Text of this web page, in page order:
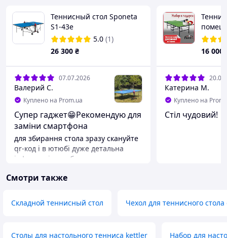
Теннисный стол Sponeta
S1-43e
5.0 (1)
26 300 ₴
07.07.2026
Валерий С.
Куплено на Prom.ua
Супер гаджет😁Рекомендую для
заміни смартфона
для збирання стола зразу скануйте
qr-код і в ютюбі дуже детальна
інформація до зборки. не
використовуйте старі відео, бо
змінюється.
перевозиться в потрібні місця.
Home
цвета
16 000
Катерина М.
Куплено на
Стіл чудовий!
Смотри также
Складной теннисный стол Чехол для теннисного
Столы для настольного тенниса kettler Набор для